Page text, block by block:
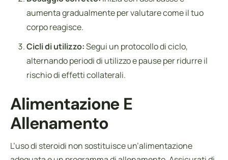
aumenta gradualmente per valutare come il tuo
corpo reagisce.
Cicli di utilizzo:Segui un protocollo di ciclo,
alternando periodi di utilizzo e pause per ridurre il
rischio di effetti collaterali.
Alimentazione E
Allenamento
L’uso di steroidi non sostituisce un’alimentazione